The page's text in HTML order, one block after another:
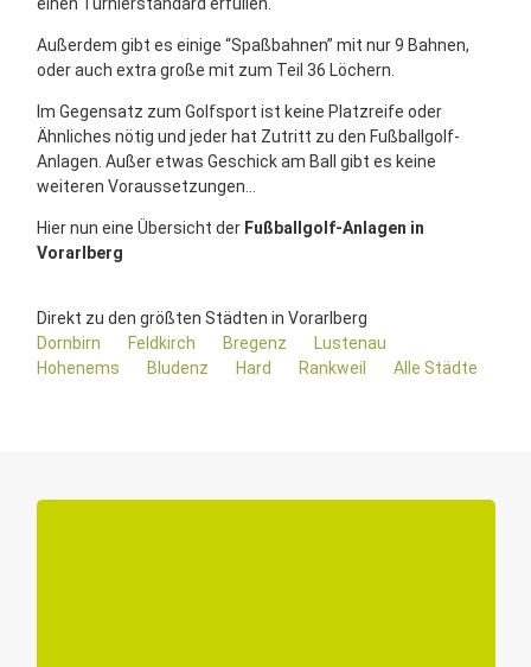
Außerdem gibt es einige “Spaßbahnen” mit nur 9 Bahnen,
oder auch extra große mit zum Teil 36 Löchern.
Im Gegensatz zum Golfsport ist keine Platzreife oder
Ähnliches nötig und jeder hat Zutritt zu den Fußballgolf-
Anlagen. Außer etwas Geschick am Ball gibt es keine
weiteren Voraussetzungen...
Hier nun eine Übersicht der Fußballgolf-Anlagen in
Vorarlberg
Direkt zu den größten Städten in Vorarlberg
Dornbirn
Feldkirch Bregenz
Lustenau
Hohenems
Bludenz Hard Rankweil Alle Städte